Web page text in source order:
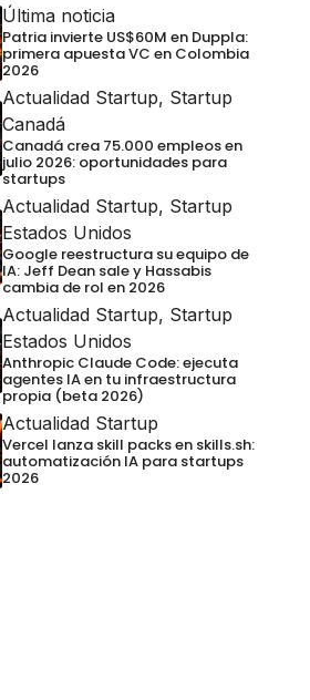
Última noticia
Patria invierte US$60M en Duppla:
primera apuesta VC en Colombia
2026
Actualidad Startup, Startup
Canadá
Canadá crea 75.000 empleos en
julio 2026: oportunidades para
startups
Actualidad Startup, Startup
Estados Unidos
Google reestructura su equipo de
IA: Jeff Dean sale y Hassabis
cambia de rol en 2026
Actualidad Startup, Startup
Estados Unidos
Anthropic Claude Code: ejecuta
agentes IA en tu infraestructura
propia (beta 2026)
Actualidad Startup
Vercel lanza skill packs en skills.sh:
automatización IA para startups
2026